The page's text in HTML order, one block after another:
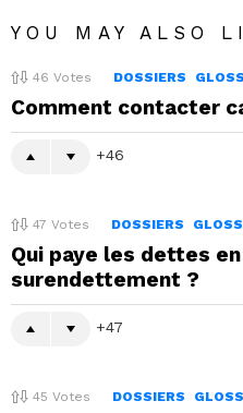
YOU MAY ALSO
46 Votes DOSSIERS
Comment contacter
46
47 Votes DOSSIERS
Qui paye les dettes
surendettement ?
47
45 Votes DOSSIERS